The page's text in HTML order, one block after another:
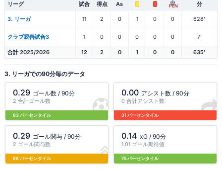
リーグ 試合 得点 As PEN 分
3. リーガ 11 2 0 1 0 0 628'
クラブ親善試合3 1 0 0 0 0 0 7'
合計 2025/2026 12 2 0 1 0 0 635'
3. リーガでの90分毎のデータ
0.29 ゴール数 / 90分
2 合計ゴール数
83 パーセンタイル
0.00 アシスト数 / 90分
0 合計アシスト数
31 パーセンタイル
0.29 ゴール関与 / 90分
2 ゴール関与数
66 パーセンタイル
0.14 xG / 90分
1.01 ゴール期待値
75 パーセンタイル